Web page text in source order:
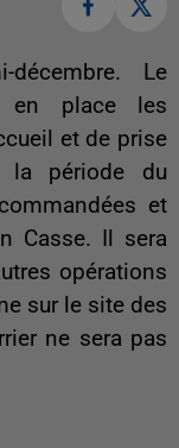
Le
en place les
et de prise
la période du
et
Casse. Il sera
opérations
sur le site des
ne sera pas